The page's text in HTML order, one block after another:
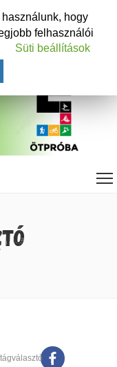
hogy
felhasználói
Süti beállítások